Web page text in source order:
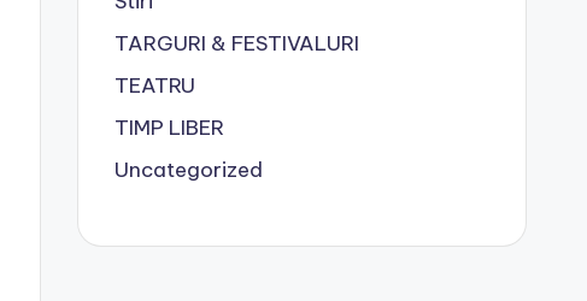
TARGURI & FESTIVALURI
TEATRU
TIMP LIBER
Uncategorized